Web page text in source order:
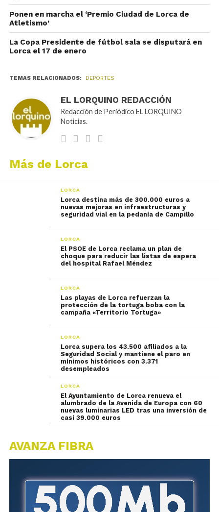
Ponen en marcha el ‘Premio Ciudad de Lorca de
Atletismo’
La Copa Presidente de fútbol sala se disputará en
Lorca el 17 de enero
TEMAS RELACIONADOS: DEPORTES
EL LORQUINO REDACCIÓN
Redacción de Periódico EL LORQUINO
Noticias.
Más de Lorca
LORCA
Lorca destina más de 300.000 euros a
nuevas mejoras en infraestructuras y
seguridad vial en la pedanía de Campillo
LORCA
El PSOE de Lorca reclama un plan de
choque para reducir las listas de espera
del hospital Rafael Méndez
LORCA
Las playas de Lorca refuerzan la
protección de la tortuga boba con la
campaña «Territorio Tortuga»
LORCA
Lorca supera los 43.500 afiliados a la
Seguridad Social y mantiene el paro en
mínimos históricos con 3.371
desempleados
LORCA
El Ayuntamiento de Lorca renueva el
alumbrado de la Avenida de Europa con 60
nuevas luminarias LED tras una inversión de
casi 39.000 euros
AVANZA FIBRA